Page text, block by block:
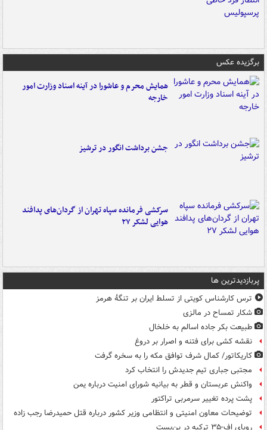
برگزیده عکس
همایش محرم و عاشورا در آینه اسناد وزارت امور
خارجه
جشن برداشت انگور در ترشیز
سرکشی فرمانده سپاه تهران از گردان‌های پدافند
هوایی لشکر ۲۷
پربازدیدترین ها
ترس کارشناس کویتی از تسلط ایران بر تنگۀ هرمز
شکار تمساح در مالزی
طبیعت بکر جاده اسالم به خلخال
نقشه کشی برای فتنه و اصرار بر دروغ
کاریکاتور/ کمال شرف توافق مکه را به سخره گرفت
مجتبی جباری تیم جدیدش را انتخاب کرد
واکنش عربستان و قطر به بیانیه شورای امنیت درباره یمن
پشت پرده تغییر سرمربی تراکتور
توضیحات معاون امنیتی و انتظامی وزیر کشور درباره قتل حمیدرضا رجب زاده
رویای اف-۳۵ ترکیه در بن‌بست